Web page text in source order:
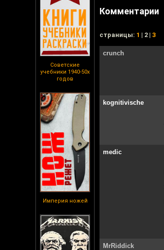
Советские
учебники 1940-50х
годов
Империя ножей
Комментарии
cтраницы: 1 | 2 | 3
crunch
kognitivische
medic
MrRiddick